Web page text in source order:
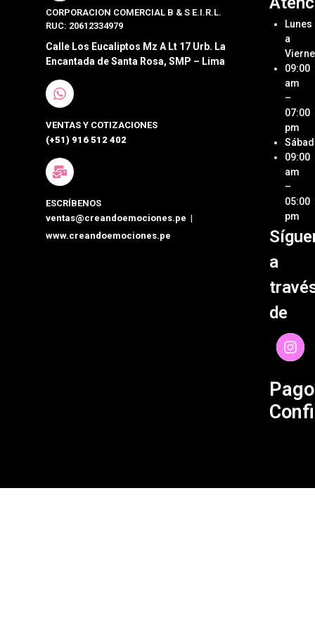
CORPORACION COMERCIAL B & S E.I.R.L.
RUC: 20612334979
Calle Los Eucaliptos Mz A Lt 17 Urb. La
Encantada de Santa Rosa, SMP – Lima
VENTAS Y COTIZACIONES
(+51) 916 512 402
ESCRÍBENOS
ventas@creandoemociones.pe |
www.creandoemociones.pe
Box
Lunch
Ubica
Tienda
de
de
Lunes
a
09:00
am
–
07:00
pm
09:00
am
–
05:00
pm
a
de